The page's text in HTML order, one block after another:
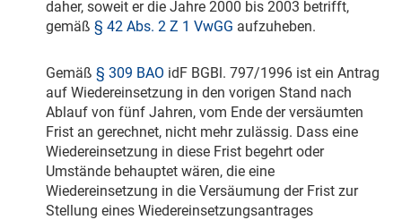
daher, soweit er die Jahre 2000 bis 2003 betrifft,
gemäß § 42 Abs. 2 Z 1 VwGG aufzuheben.
Gemäß § 309 BAO idF BGBl. 797/1996 ist ein Antrag
auf Wiedereinsetzung in den vorigen Stand nach
Ablauf von fünf Jahren, vom Ende der versäumten
Frist an gerechnet, nicht mehr zulässig. Dass eine
Wiedereinsetzung in diese Frist begehrt oder
Umstände behauptet wären, die eine
Wiedereinsetzung in die Versäumung der Frist zur
Stellung eines Wiedereinsetzungsantrages